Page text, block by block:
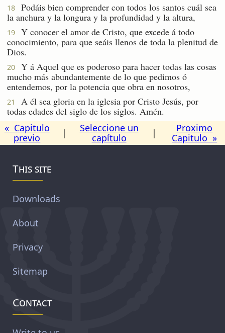
18
Podáis bien comprender con todos los santos cuál sea
la anchura y la longura y la profundidad y la altura,
19
Y conocer el amor de Cristo, que excede á todo
conocimiento, para que seáis llenos de toda la plenitud de
Dios.
20
Y á Aquel que es poderoso para hacer todas las cosas
mucho más abundantemente de lo que pedimos ó
entendemos, por la potencia que obra en nosotros,
21
A él sea gloria en la iglesia por Cristo Jesús, por
todas edades del siglo de los siglos. Amén.
« Capitulo
previo
|
Seleccione un
capítulo
|
Proximo
Capitulo »
This site
Downloads
About
Privacy
Sitemap
Contact